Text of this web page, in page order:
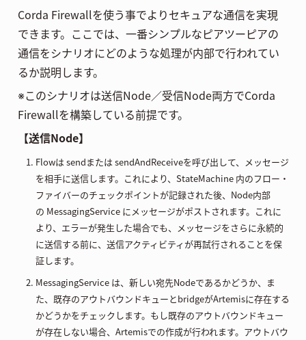
Corda Firewallを使う事でよりセキュアな通信を実現
できます。ここでは、一番シンプルなピアツーピアの
通信をシナリオにどのような処理が内部で行われてい
るか説明します。
※このシナリオは送信Node／受信Node両方でCorda
Firewallを構築している前提です。
【送信Node】
Flowは sendまたは sendAndReceiveを呼び出して、メッセージ
を相手に送信します。これにより、StateMachine 内のフロー・
ファイバーのチェックポイントが記録された後、Node内部
の MessagingService にメッセージがポストされます。これに
より、エラーが発生した場合でも、メッセージをさらに永続的
に送信する前に、送信アクティビティが再試行されることを保
証します。
MessagingService は、新しい宛先Nodeであるかどうか、ま
た、既存のアウトバウンドキューとbridgeがArtemisに存在する
かどうかをチェックします。もし既存のアウトバウンドキュー
が存在しない場合、Artemisでの作成が行われます。アウトバウ